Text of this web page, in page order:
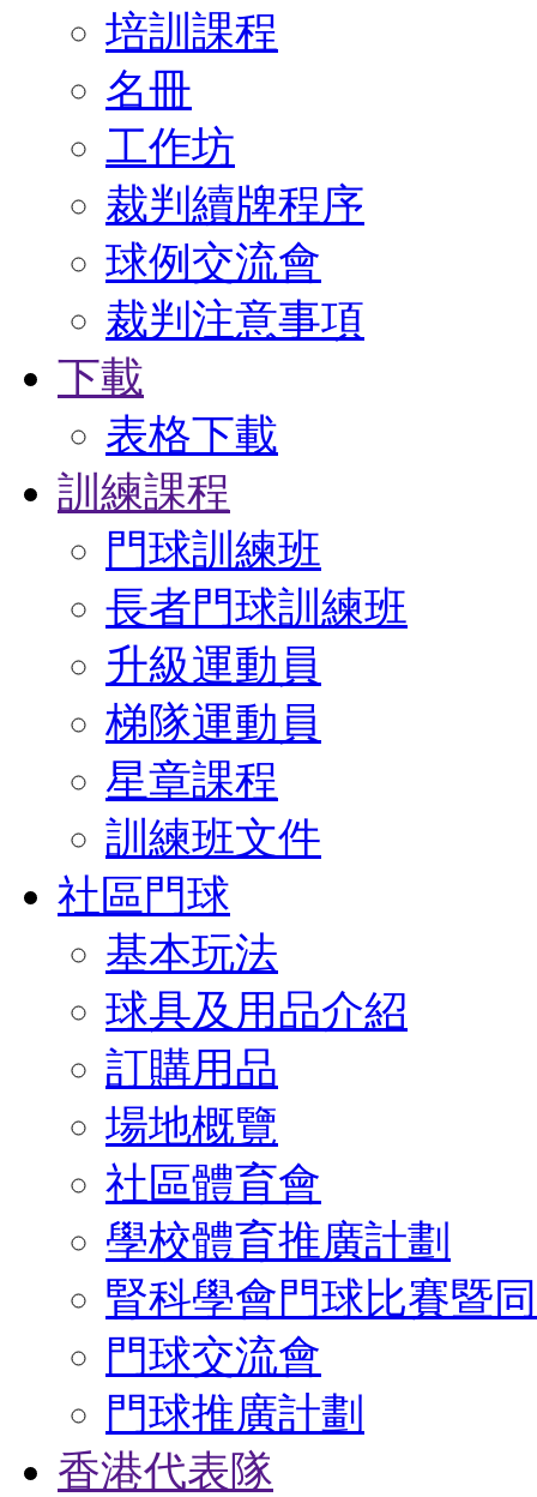
培訓課程
名冊
工作坊
裁判續牌程序
球例交流會
裁判注意事項
下載
表格下載
訓練課程
門球訓練班
長者門球訓練班
升級運動員
梯隊運動員
星章課程
訓練班文件
社區門球
基本玩法
球具及用品介紹
訂購用品
場地概覽
社區體育會
學校體育推廣計劃
腎科學會門球比賽暨
門球交流會
門球推廣計劃
香港代表隊